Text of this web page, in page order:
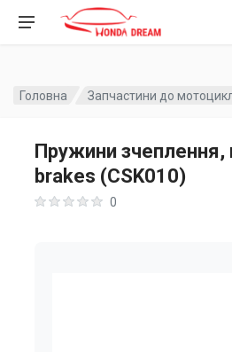
Головна Запчастини до
Пружини зчеплення,
brakes (CSK010)
0